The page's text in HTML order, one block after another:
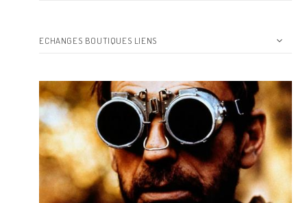
ECHANGES BOUTIQUES LIENS